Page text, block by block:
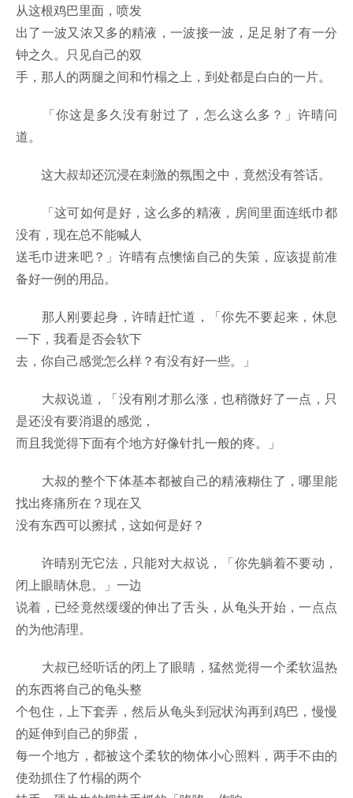
从这根鸡巴里面，喷发
出了一波又浓又多的精液，一波接一波，足足射了有一分
钟之久。只见自己的双
手，那人的两腿之间和竹榻之上，到处都是白白的一片。
「你这是多久没有射过了，怎么这么多？」许晴问
道。
这大叔却还沉浸在刺激的氛围之中，竟然没有答话。
「这可如何是好，这么多的精液，房间里面连纸巾都
没有，现在总不能喊人
送毛巾进来吧？」许晴有点懊恼自己的失策，应该提前准
备好一例的用品。
那人刚要起身，许晴赶忙道，「你先不要起来，休息
一下，我看是否会软下
去，你自己感觉怎么样？有没有好一些。」
大叔说道，「没有刚才那么涨，也稍微好了一点，只
是还没有要消退的感觉，
而且我觉得下面有个地方好像针扎一般的疼。」
大叔的整个下体基本都被自己的精液糊住了，哪里能
找出疼痛所在？现在又
没有东西可以擦拭，这如何是好？
许晴别无它法，只能对大叔说，「你先躺着不要动，
闭上眼睛休息。」一边
说着，已经竟然缓缓的伸出了舌头，从龟头开始，一点点
的为他清理。
大叔已经听话的闭上了眼睛，猛然觉得一个柔软温热
的东西将自己的龟头整
个包住，上下套弄，然后从龟头到冠状沟再到鸡巴，慢慢
的延伸到自己的卵蛋，
每一个地方，都被这个柔软的物体小心照料，两手不由的
使劲抓住了竹榻的两个